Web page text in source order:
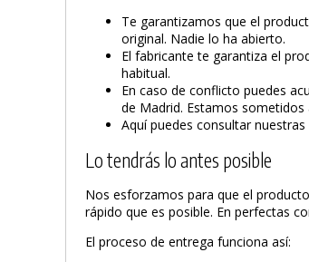
Te garantizamos que el
original. Nadie lo ha abierto.
El fabricante te garantiza el
habitual.
En caso de conflicto puedes
de Madrid. Estamos sometidos
Aquí puedes consultar nuestras
Lo tendrás lo antes posible
Nos esforzamos para que el
rápido que es posible. En perfectas
El proceso de entrega funciona así: